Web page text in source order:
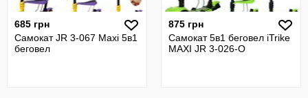
685 грн
Самокат JR 3-067 Maxi 5в1
беговел
875 грн
Самокат 5в1 беговел iTrike
MAXI JR 3-026-O